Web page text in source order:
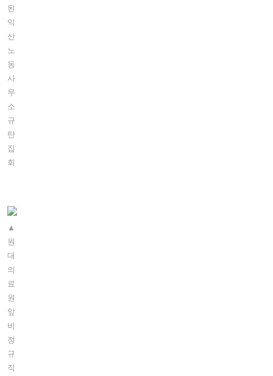
된
익
산
노
동
사
무
소
규
탄
집
회
▲
원
대
의
료
원
앞
비
정
규
직